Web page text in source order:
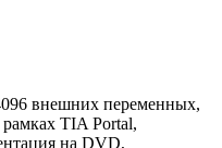
внешних переменных,
TIA Portal,
на DVD,